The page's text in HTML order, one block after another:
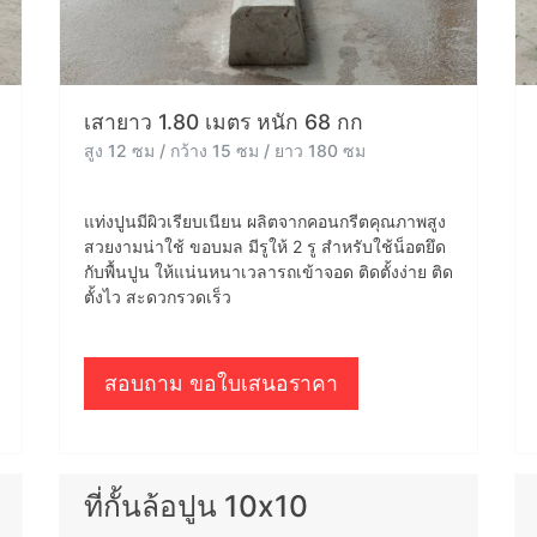
เสายาว 1.80 เมตร หนัก 68 กก
สูง 12 ซม / กว้าง 15 ซม / ยาว 180 ซม
แท่งปูนมีผิวเรียบเนียน ผลิตจากคอนกรีตคุณภาพสูง
สวยงามน่าใช้ ขอบมล มีรูให้ 2 รู สำหรับใช้น็อตยึด
กับพื้นปูน ให้แน่นหนาเวลารถเข้าจอด ติดตั้งง่าย ติด
ตั้งไว สะดวกรวดเร็ว
สอบถาม ขอใบเสนอราคา
ที่กั้นล้อปูน 10x10